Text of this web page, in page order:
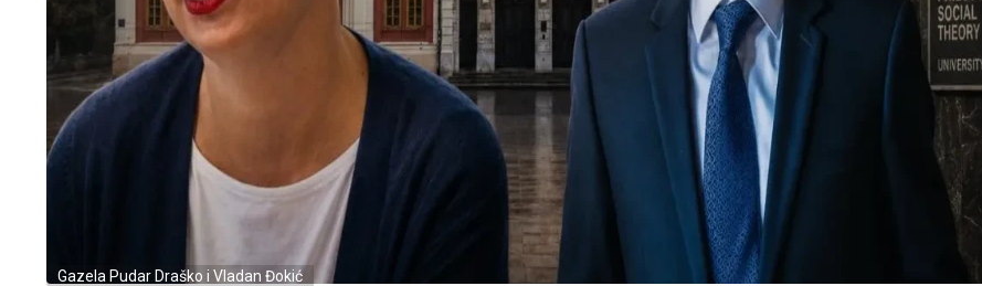
Gazela Pudar Draško i Vladan Đokić